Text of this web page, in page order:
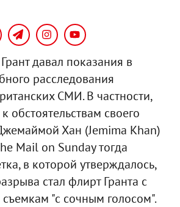
давал показания в
расследования
СМИ. В частности,
обстоятельствам своего
Хан (Jemima Khan)
Mail on Sunday тогда
в которой утверждалось,
стал флирт Гранта с
"с сочным голосом".